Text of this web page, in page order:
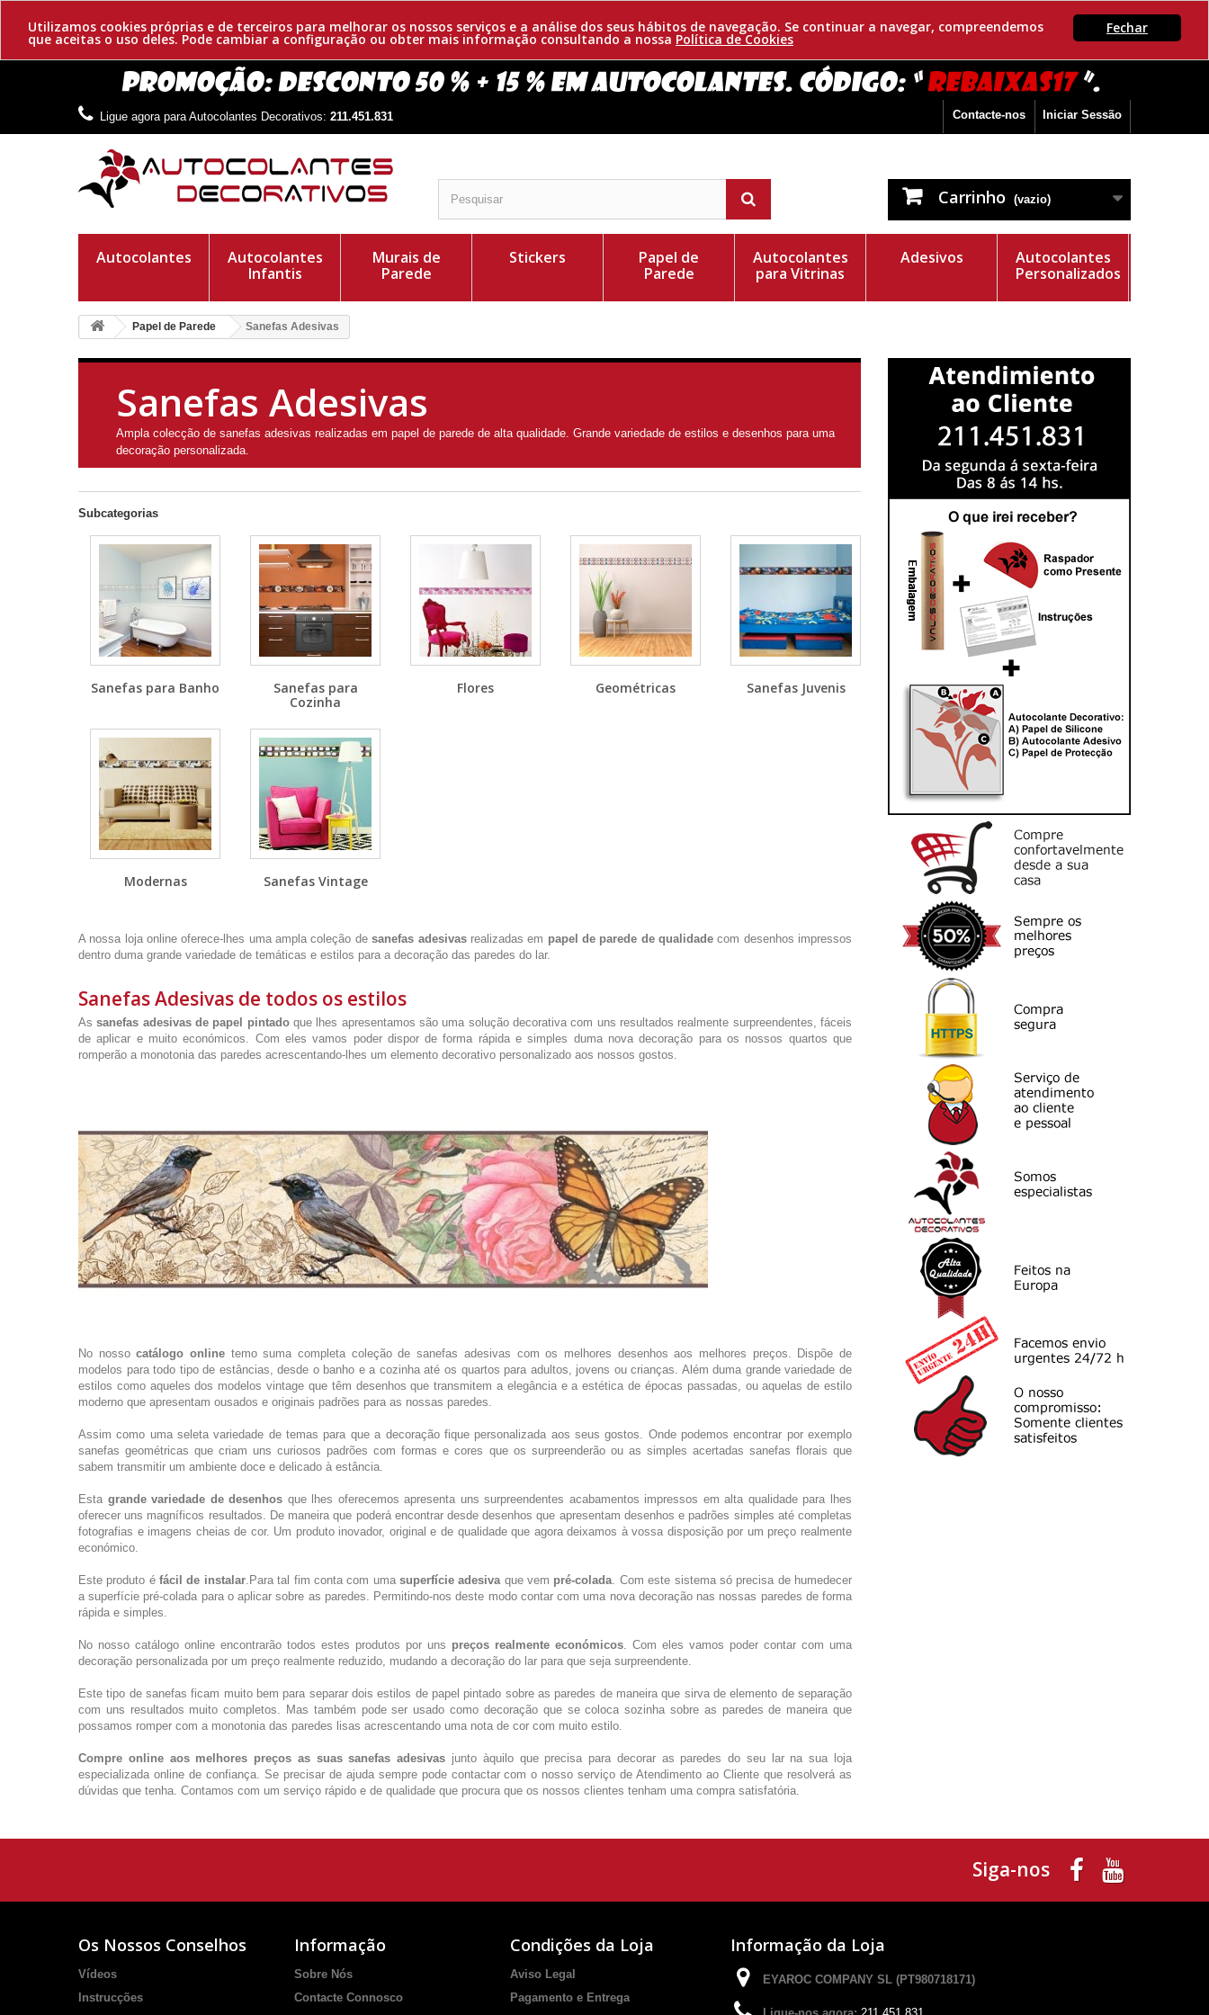
Fechar
Utilizamos cookies próprias e de terceiros para melhorar os nossos serviços e a análise dos seus hábitos de navegação. Se continuar a navegar, compreendemos
que aceitas o uso deles. Pode cambiar a configuração ou obter mais informação consultando a nossa Política de Cookies
Iniciar Sessão
Contacte-nos
Ligue agora para Autocolantes Decorativos: 211.451.831
Carrinho (vazio)
Autocolantes
Autocolantes
Infantis
Murais de
Parede
Stickers
Papel de
Parede
Autocolantes
para Vitrinas
Adesivos
Autocolantes
Personalizados
Papel de Parede Sanefas Adesivas
Sanefas Adesivas
Ampla colecção de sanefas adesivas realizadas em papel de parede de alta qualidade. Grande variedade de estilos e desenhos para uma
decoração personalizada.
Subcategorias
Sanefas para Banho
Sanefas para
Cozinha
Flores Geométricas Sanefas Juvenis
Modernas Sanefas Vintage
A nossa loja online oferece-lhes uma ampla coleção desanefas adesivasrealizadas em papel de parede de qualidadecom desenhos impressos
dentro duma grande variedade de temáticas e estilos para a decoração das paredes do lar.
Sanefas Adesivas de todos os estilos
Assanefas adesivas de papel pintadoque lhes apresentamos são uma solução decorativa com uns resultados realmente surpreendentes, fáceis
de aplicar e muito económicos. Com eles vamos poder dispor de forma rápida e simples duma nova decoração para os nossos quartos que
romperão a monotonia das paredes acrescentando-lhes um elemento decorativo personalizado aos nossos gostos.
No nossocatálogo online temo suma completa coleção de sanefas adesivas com os melhores desenhos aos melhores preços. Dispõe de
modelos para todo tipo de estâncias, desde o banho e a cozinha até os quartos para adultos, jovens ou crianças. Além duma grande variedade de
estilos como aqueles dos modelos vintage que têm desenhos que transmitem a elegância e a estética de épocas passadas, ou aquelas de estilo
moderno que apresentam ousados e originais padrões para as nossas paredes.
Assim como uma seleta variedade de temas para que a decoração fique personalizada aos seus gostos. Onde podemos encontrar por exemplo
sanefas geométricas que criam uns curiosos padrões com formas e cores que os surpreenderão ou as simples acertadas sanefas florais que
sabem transmitir um ambiente doce e delicado à estância.
Esta grande variedade de desenhos que lhes oferecemos apresenta uns surpreendentes acabamentos impressos em alta qualidade para lhes
oferecer uns magníficos resultados. De maneira que poderá encontrar desde desenhos que apresentam desenhos e padrões simples até completas
fotografias e imagens cheias de cor. Um produto inovador, original e de qualidade que agora deixamos à vossa disposição por um preço realmente
económico.
Este produto éfácil de instalar.Para tal fim conta com umasuperfície adesivaque vem pré-colada. Com este sistema só precisa de humedecer
a superfície pré-colada para o aplicar sobre as paredes. Permitindo-nos deste modo contar com uma nova decoração nas nossas paredes de forma
rápida e simples.
No nosso catálogo online encontrarão todos estes produtos por uns preços realmente económicos. Com eles vamos poder contar com uma
decoração personalizada por um preço realmente reduzido, mudando a decoração do lar para que seja surpreendente.
Este tipo de sanefas ficam muito bem para separar dois estilos de papel pintado sobre as paredes de maneira que sirva de elemento de separação
com uns resultados muito completos. Mas também pode ser usado como decoração que se coloca sozinha sobre as paredes de maneira que
possamos romper com a monotonia das paredes lisas acrescentando uma nota de cor com muito estilo.
Compre online aos melhores preços as suas sanefas adesivas junto àquilo que precisa para decorar as paredes do seu lar na sua loja
especializada online de confiança. Se precisar de ajuda sempre pode contactar com o nosso serviço de Atendimento ao Cliente que resolverá as
dúvidas que tenha. Contamos com um serviço rápido e de qualidade que procura que os nossos clientes tenham uma compra satisfatória.
Siga-nos
Os Nossos Conselhos
Vídeos
Instrucções
Informação
Sobre Nós
Contacte Connosco
Condições da Loja
Aviso Legal
Pagamento e Entrega
Informação da Loja
EYAROC COMPANY SL (PT980718171)